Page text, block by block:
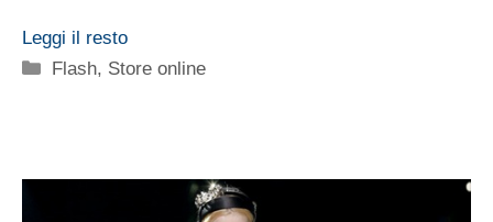
Leggi il resto
Categorie
Flash, Store online